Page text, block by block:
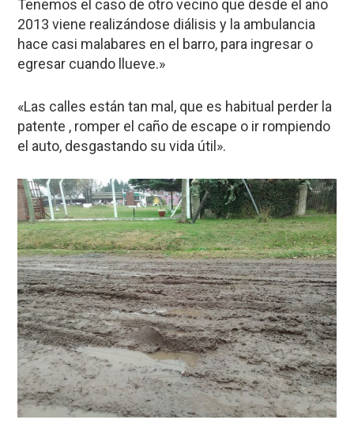
Tenemos el caso de otro vecino que desde el año
2013 viene realizándose diálisis y la ambulancia
hace casi malabares en el barro, para ingresar o
egresar cuando llueve.»
«Las calles están tan mal, que es habitual perder la
patente , romper el caño de escape o ir rompiendo
el auto, desgastando su vida útil».